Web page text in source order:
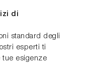
di
standard degli
esperti ti
tue esigenze